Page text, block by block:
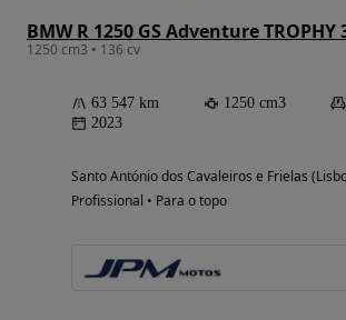
BMW R 1250 GS Adventure TROPHY
1250 cm3 • 136 cv
63 547 km 1250 cm3
2023
Santo António dos Cavaleiros e Frielas
Profissional • Para o topo